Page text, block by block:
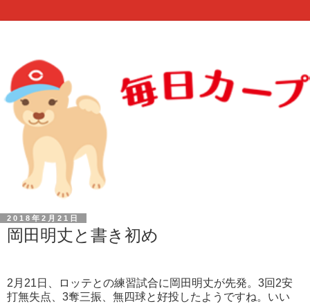
2018年2月21日
岡田明丈と書き初め
2月21日、ロッテとの練習試合に岡田明丈が先発。3回2安
打無失点、3奪三振、無四球と好投したようですね。いい